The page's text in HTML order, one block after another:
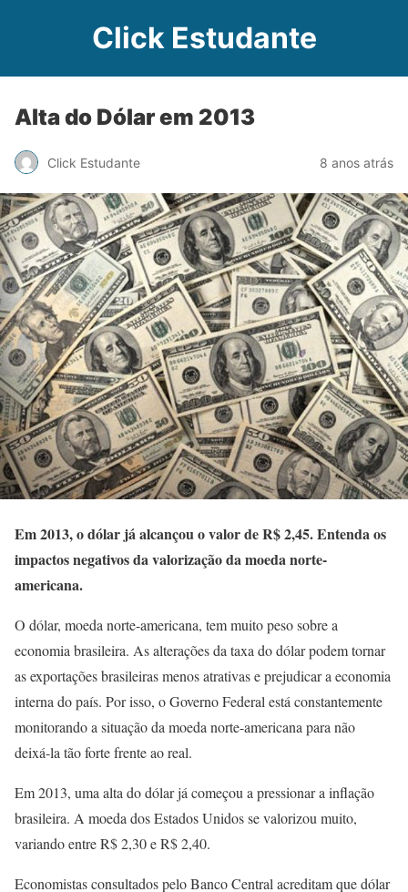
Click Estudante
Alta do Dólar em 2013
Click Estudante 8 anos atrás
Em 2013, o dólar já alcançou o valor de R$ 2,45. Entenda os
impactos negativos da valorização da moeda norte-
americana.
O dólar, moeda norte-americana, tem muito peso sobre a
economia brasileira. As alterações da taxa do dólar podem tornar
as exportações brasileiras menos atrativas e prejudicar a economia
interna do país. Por isso, o Governo Federal está constantemente
monitorando a situação da moeda norte-americana para não
deixá-la tão forte frente ao real.
Em 2013, uma alta do dólar já começou a pressionar a inflação
brasileira. A moeda dos Estados Unidos se valorizou muito,
variando entre R$ 2,30 e R$ 2,40.
Economistas consultados pelo Banco Central acreditam que dólar